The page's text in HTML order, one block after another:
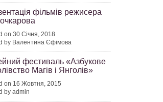
фільмів режисера
on 30 Січня, 2018
by Валентина Єфімова
фестиваль «Азбукове
Магів і Янголів»
on 16 Жовтня, 2015
by admin